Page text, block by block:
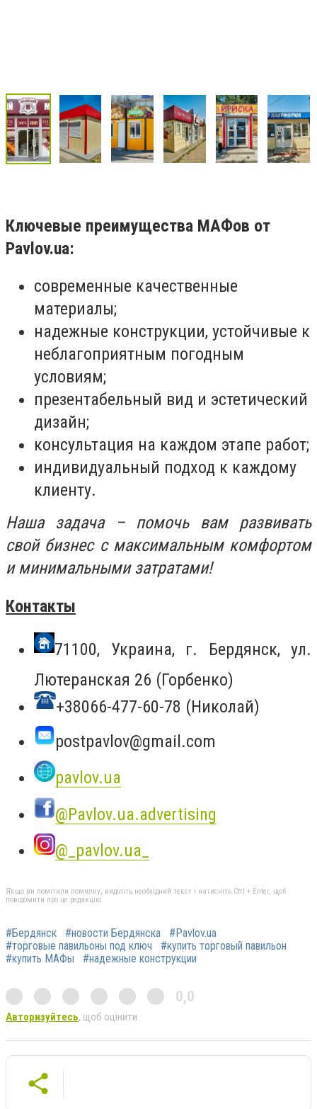
Ключевые преимущества МАФов от
Pavlov.ua:
современные качественные
материалы;
надежные конструкции, устойчивые к
неблагоприятным погодным
условиям;
презентабельный вид и эстетический
дизайн;
консультация на каждом этапе работ;
индивидуальный подход к каждому
клиенту.
Наша задача – помочь вам развивать
свой бизнес с максимальным комфортом
и минимальными затратами!
Контакты
71100, Украина, г. Бердянск, ул.
Лютеранская 26 (Горбенко)
+38066-477-60-78 (Николай)
postpavlov@gmail.com
pavlov.ua
@Pavlov.ua.advertising
@_pavlov.ua_
Якщо ви помітили помилку, виділіть необхідний текст і натисніть Ctrl + Enter, щоб
повідомити про це редакцію
#Бердянск #новости Бердянска
#Pavlov.ua
#торговые павильоны под ключ
#купить торговый павильон
#купить МАФы
#надежные конструкции
0,0
Авторизуйтесь, щоб оцінити